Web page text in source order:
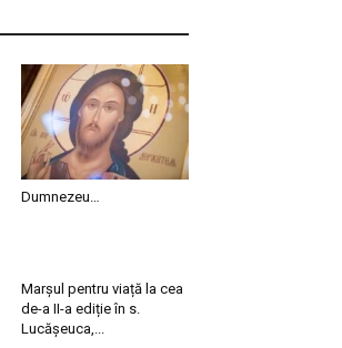
Dumnezeu…
Marșul pentru viață la cea
de-a II-a ediție în s.
Lucășeuca,...